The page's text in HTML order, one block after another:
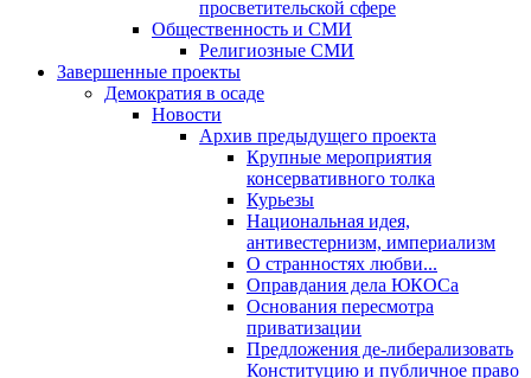
просветительской сфере
Общественность и СМИ
Религиозные СМИ
Завершенные проекты
Демократия в осаде
Новости
Архив предыдущего проекта
Крупные мероприятия
консервативного толка
Курьезы
Национальная идея,
антивестернизм, империализм
О странностях любви...
Оправдания дела ЮКОСа
Основания пересмотра
приватизации
Предложения де-либерализовать
Конституцию и публичное право